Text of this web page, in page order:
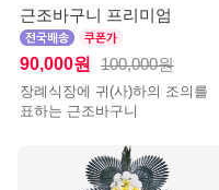
근조바구니 프리미엄
90,000원 100,000원
장례식장에 귀(사)하의 조의를
표하는 근조바구니